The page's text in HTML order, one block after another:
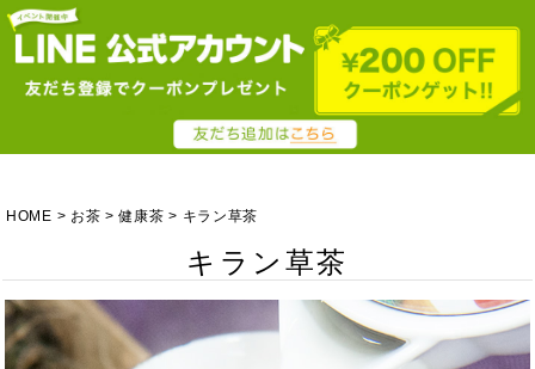
HOME お茶 健康茶 キラン草茶
キラン草茶